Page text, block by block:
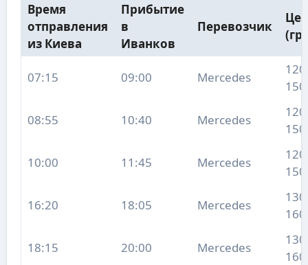
Время
отправления
из Киева
Прибытие
в
Иванков
Перевозчик
07:15 09:00 Mercedes
150
08:55 10:40 Mercedes
150
10:00 11:45 Mercedes
150
16:20 18:05 Mercedes
160
18:15 20:00 Mercedes
160